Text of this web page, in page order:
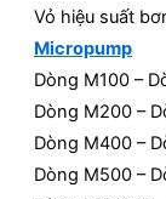
Vỏ hiệu suất
Micropump
Dòng M100 –
Dòng M200 –
Dòng M400 –
Dòng M500 –